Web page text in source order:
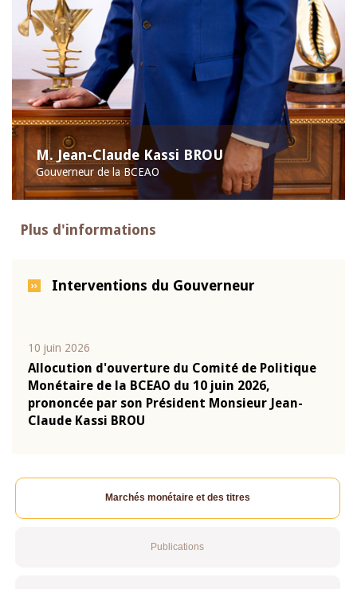
M. Jean-Claude Kassi BROU
Gouverneur de la BCEAO
Plus d'informations
Interventions du Gouverneur
10 juin 2026
Allocution d'ouverture du Comité de Politique
Monétaire de la BCEAO du 10 juin 2026,
prononcée par son Président Monsieur Jean-
Claude Kassi BROU
Marchés monétaire et des titres
Publications